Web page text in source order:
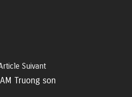
Suivant
Truong son